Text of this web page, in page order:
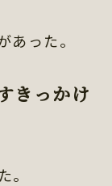
った。
きっかけ